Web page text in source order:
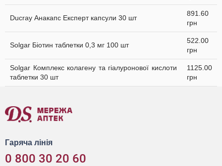
Ducray Анакапс Експерт капсули 30 шт
891.60
грн
Solgar Біотин таблетки 0,3 мг 100 шт
522.00
грн
Solgar Комплекс колагену та гіалуронової кислоти
таблетки 30 шт
1125.00
грн
Гаряча лінія
0 800 30 20 60